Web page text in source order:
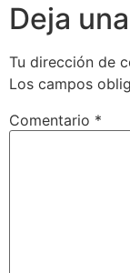
Deja
Tu dirección de
Los campos
Comentario *